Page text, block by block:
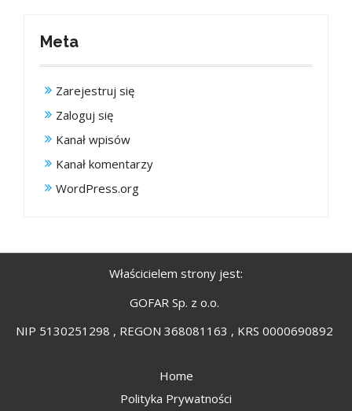
Meta
Zarejestruj się
Zaloguj się
Kanał wpisów
Kanał komentarzy
WordPress.org
Właścicielem strony jest:
GOFAR Sp. z o.o.
NIP 5130251298 , REGON 368081163 , KRS 0000690892
Home
Polityka Prywatności